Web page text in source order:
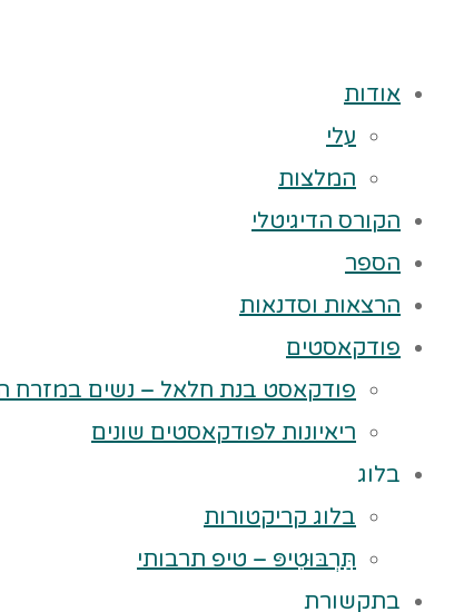
אודות
עלי
המלצות
הקורס הדיגיטלי
הספר
הרצאות וסדנאות
פודקאסטים
פודקאסט בנת חלאל – נשים במזרח
ריאיונות לפודקאסטים שונים
בלוג
בלוג קריקטורות
תַּרְבּוּטִיפּ – טיפ תרבותי
בתקשורת